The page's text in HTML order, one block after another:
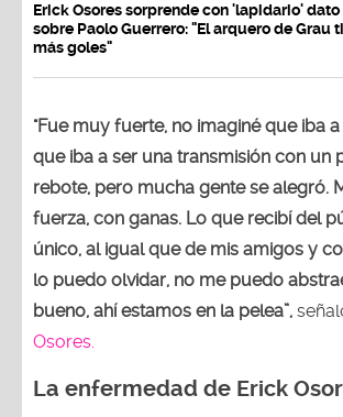
Erick Osores sorprende con 'lapidario' dato
sobre Paolo Guerrero: "El arquero de Grau
más goles"
"Fue muy fuerte, no imaginé que iba a
que iba a ser una transmisión con un
rebote, pero mucha gente se alegró.
fuerza, con ganas. Lo que recibí del
único, al igual que de mis amigos y
lo puedo olvidar, no me puedo
bueno, ahí estamos en la pelea”,
Osores.
La enfermedad de Erick